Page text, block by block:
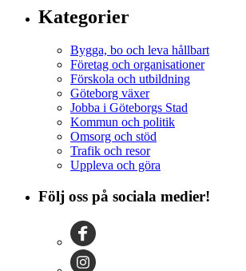
Kategorier
Bygga, bo och leva hållbart
Företag och organisationer
Förskola och utbildning
Göteborg växer
Jobba i Göteborgs Stad
Kommun och politik
Omsorg och stöd
Trafik och resor
Uppleva och göra
Följ oss på sociala medier!